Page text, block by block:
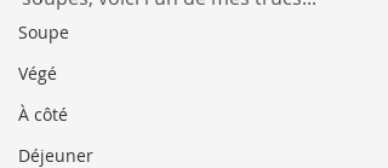
Soupe
Végé
À côté
Déjeuner